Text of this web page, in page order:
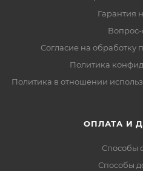
Гарантия
Вопрос-
Согласие на обработку
Политика
Политика в отношении
ОПЛАТА И
Способы
Способы